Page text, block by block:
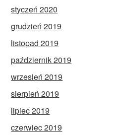
styczeń 2020
grudzień 2019
listopad 2019
październik 2019
wrzesień 2019
sierpień 2019
lipiec 2019
czerwiec 2019